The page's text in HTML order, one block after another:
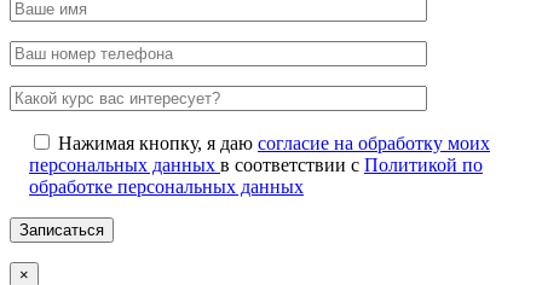
Нажимая кнопку, я даю согласие на обработку моих
персональных данных в соответствии с Политикой по
обработке персональных данных
×